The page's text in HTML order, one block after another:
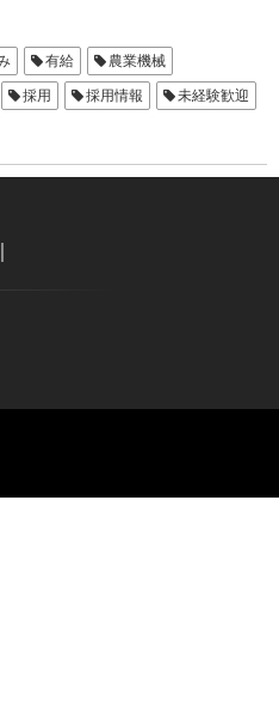
有給 農業機械
採用 採用情報 未経験歓迎